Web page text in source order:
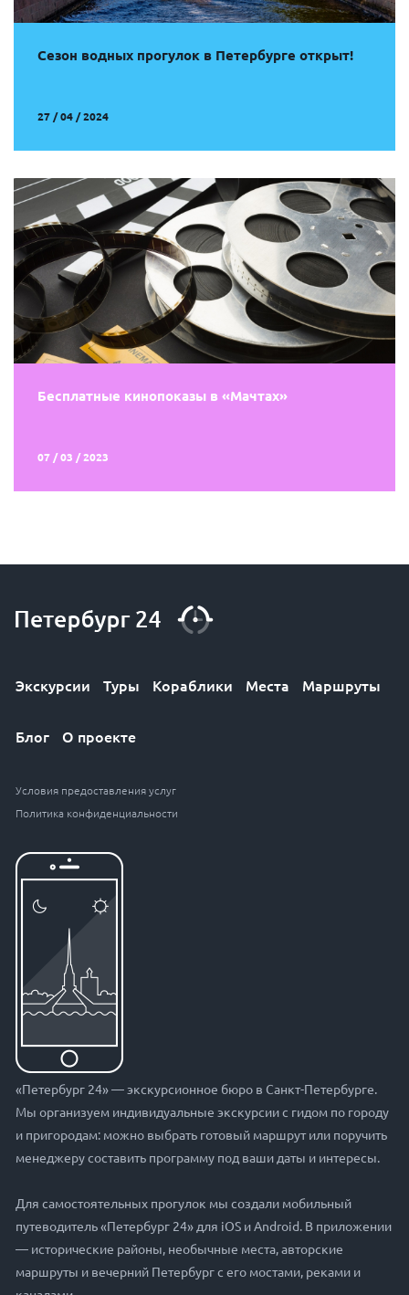
Сезон водных прогулок в Петербурге открыт!
27 / 04 / 2024
Бесплатные кинопоказы в «Мачтах»
07 / 03 / 2023
Экскурсии Туры Кораблики Места Маршруты
Блог О проекте
Условия предоставления услуг
Политика конфиденциальности
«Петербург 24» — экскурсионное бюро в Санкт-Петербурге.
Мы организуем индивидуальные экскурсии с гидом по городу
и пригородам: можно выбрать готовый маршрут или поручить
менеджеру составить программу под ваши даты и интересы.
Для самостоятельных прогулок мы создали мобильный
путеводитель «Петербург 24» для iOS и Android. В приложении
— исторические районы, необычные места, авторские
маршруты и вечерний Петербург с его мостами, реками и